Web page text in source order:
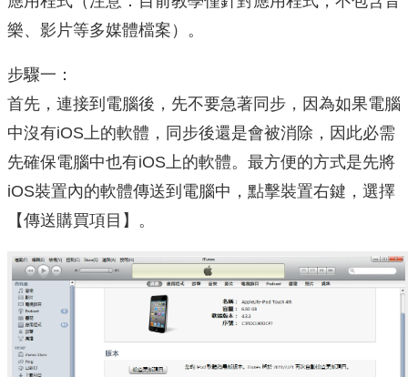
樂、影片等多媒體檔案）。
步驟一：
首先，連接到電腦後，先不要急著同步，因為如果電腦
中沒有iOS上的軟體，同步後還是會被消除，因此必需
先確保電腦中也有iOS上的軟體。最方便的方式是先將
iOS裝置內的軟體傳送到電腦中，點擊裝置右鍵，選擇
【傳送購買項目】。